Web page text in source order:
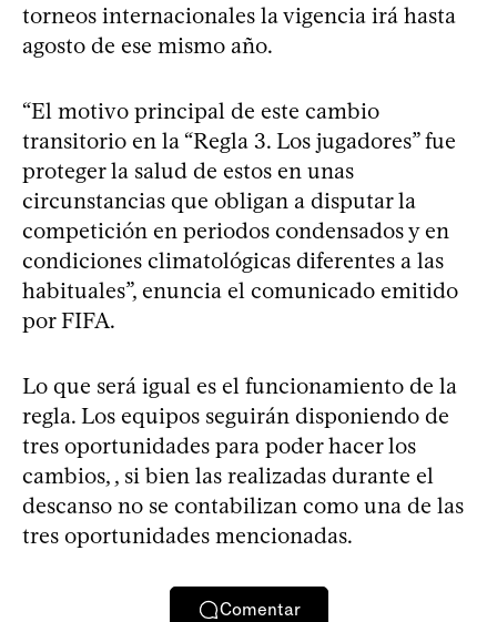
torneos internacionales la vigencia irá hasta
agosto de ese mismo año.
“El motivo principal de este cambio
transitorio en la “Regla 3. Los jugadores” fue
proteger la salud de estos en unas
circunstancias que obligan a disputar la
competición en periodos condensados y en
condiciones climatológicas diferentes a las
habituales”, enuncia el comunicado emitido
por FIFA.
Lo que será igual es el funcionamiento de la
regla. Los equipos seguirán disponiendo de
tres oportunidades para poder hacer los
cambios, , si bien las realizadas durante el
descanso no se contabilizan como una de las
tres oportunidades mencionadas.
Comentar